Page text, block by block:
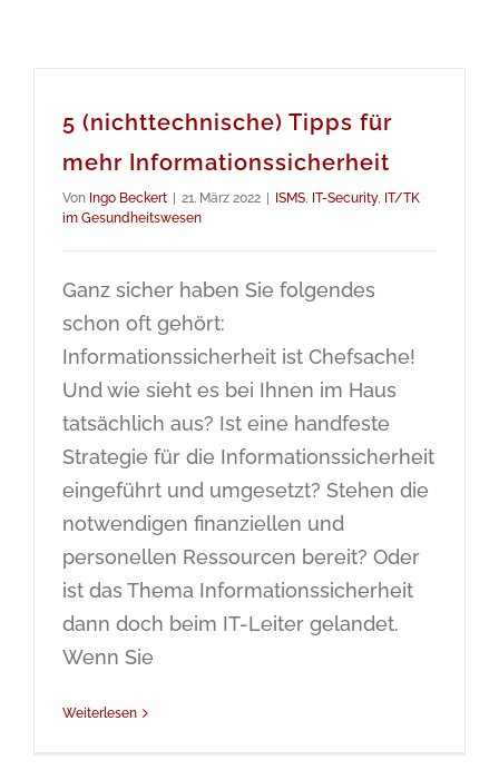
5 (nichttechnische) Tipps für
mehr Informationssicherheit
Von Ingo Beckert 21. März 2022 ISMS, IT-Security, IT/TK
im Gesundheitswesen
Ganz sicher haben Sie folgendes
schon oft gehört:
Informationssicherheit ist Chefsache!
Und wie sieht es bei Ihnen im Haus
tatsächlich aus? Ist eine handfeste
Strategie für die Informationssicherheit
eingeführt und umgesetzt? Stehen die
notwendigen finanziellen und
personellen Ressourcen bereit? Oder
ist das Thema Informationssicherheit
dann doch beim IT-Leiter gelandet.
Wenn Sie
Weiterlesen